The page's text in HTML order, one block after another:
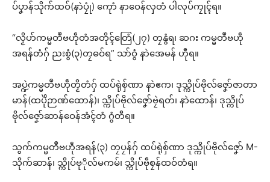
ပ်ပၞာန်သိုက်ထဝ်(နာဲပၠုံ) ကေုာံ နာဝေန်လှတံ ပါလုပ်ကၠုၚ်ရ။
“လၟိဟ်ကမ္မတဳဗဟဵုတံအတိုၚ်တြေံ(၂၇) တၠနွံရ၊ ဆဂး ကမ္မတဳဗဟဵု
အရန်တံဂှ် ညးစွံ(၃)တၠဓဝ်ရ” သာ်ဝွံ နာဲအေမန် ဟီုရ။
အပ္ဍဲကမ္မတဳဗဟဵုတၟိတံဂှ် ထပ်ရုဲစှ်ဏာ နာဲဧက၊ ဒုသ္ကိုပ်ဗိုလ်ဇၞော်ဇာတာ
မာန်(ထပိုဲဉာဏ်ထောန်)၊ သ္ကိုပ်ဗိုလ်ဇၞော်ဗၠဲရတ်၊ နာဲထောန်၊ ဒုသ္ကိုပ်
ဗိုလ်ဇၞော်ဆာန်ဝေန်အံၚ်တံ ဂွံတီရ။
သွက်ကမ္မတဳဗဟဵုအရန်(၃) တၠပၠန်ဂှ် ထပ်ရုဲစှ်ဏာ ဒုသ္ကိုပ်ဗိုလ်ဇၞော် M-
သိုက်ဆာန်၊ သ္ကိုပ်ဗုိုလ်မကမ်၊ သ္ကိုပ်ဗဵုစၠန်ထဝ်တံရ။